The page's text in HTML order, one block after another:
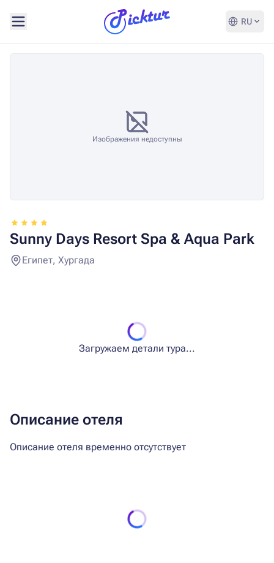
RU
Изображения недоступны
Sunny Days Resort Spa & Aqua Park
Египет, Хургада
Загружаем детали тура...
Описание отеля
Описание отеля временно отсутствует